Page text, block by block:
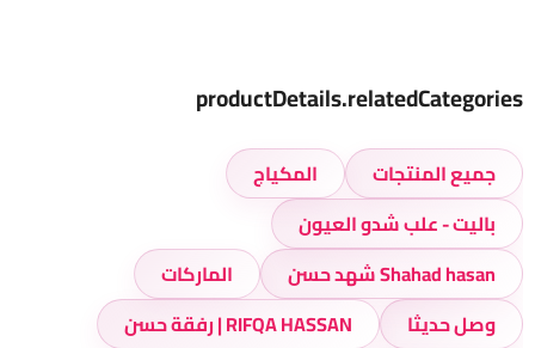
productDetails.relatedCategories
جميع المنتجات
المكياج
باليت - علب شدو العيون
Shahad hasan شهد حسن
الماركات
وصل حديثا
RIFQA HASSAN | رفقة حسن